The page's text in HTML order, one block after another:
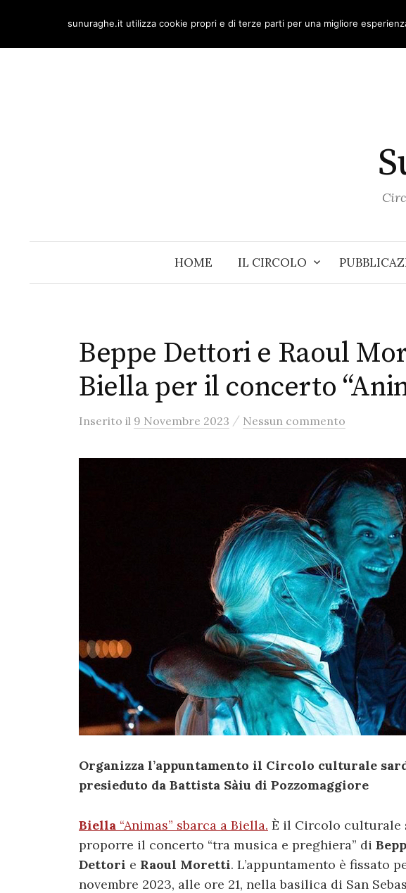
content
HOME IL CIRCOLO
Beppe Dettori e Raoul
Biella per il concerto
Inserito il 9 Novembre 2023 / Nessun commento
Organizza l’appuntamento il Circolo culturale
presieduto da Battista Sàiu di Pozzomaggiore
Biella “Animas” sbarca a Biella. È il Circolo culturale
proporre il concerto “tra musica e preghiera” di
Dettori e Raoul Moretti. L’appuntamento è fissato
novembre 2023, alle ore 21, nella basilica di San
sunuraghe.it utilizza cookie propri e di terze parti per una migliore